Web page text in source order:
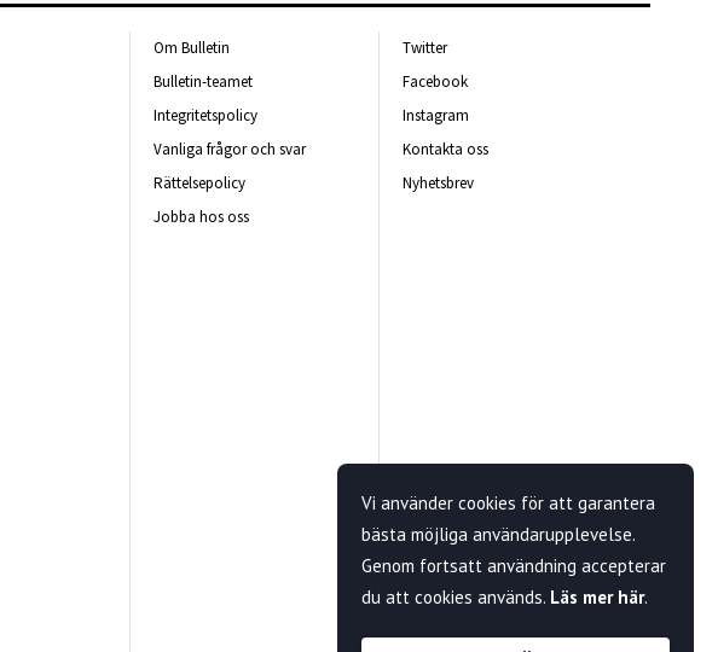
Om Bulletin
Bulletin-teamet
Integritetspolicy
Vanliga frågor och svar
Rättelsepolicy
Jobba hos oss
Twitter
Facebook
Instagram
Kontakta oss
Nyhetsbrev
Vi använder cookies för att garantera
bästa möjliga användarupplevelse.
Genom fortsatt användning accepterar
du att cookies används. Läs mer här.